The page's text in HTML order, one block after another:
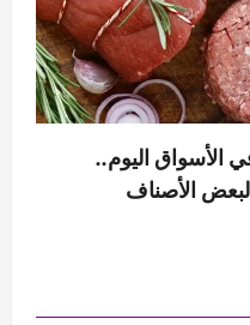
الأسواق اليوم..